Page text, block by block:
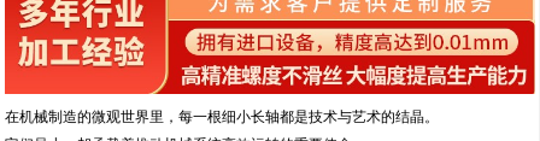
在机械制造的微观世界里，每一根细小长轴都是技术与艺术的结晶。